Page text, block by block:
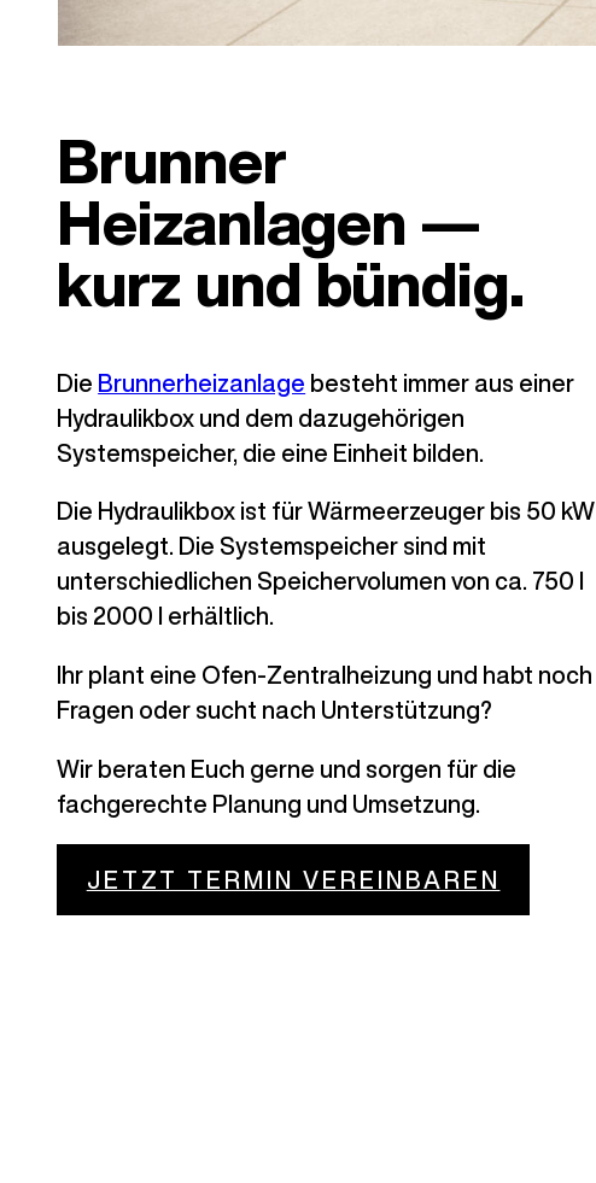
Brunner
Heizanlagen —
kurz und bündig.
Die Brunnerheizanlage besteht immer aus einer
Hydraulikbox und dem dazugehörigen
Systemspeicher, die eine Einheit bilden.
Die Hydraulikbox ist für Wärmeerzeuger bis 50 kW
ausgelegt. Die Systemspeicher sind mit
unterschiedlichen Speichervolumen von ca. 750 l
bis 2000 l erhältlich.
Ihr plant eine Ofen-Zentralheizung und habt noch
Fragen oder sucht nach Unterstützung?
Wir beraten Euch gerne und sorgen für die
fachgerechte Planung und Umsetzung.
JETZT TERMIN VEREINBAREN